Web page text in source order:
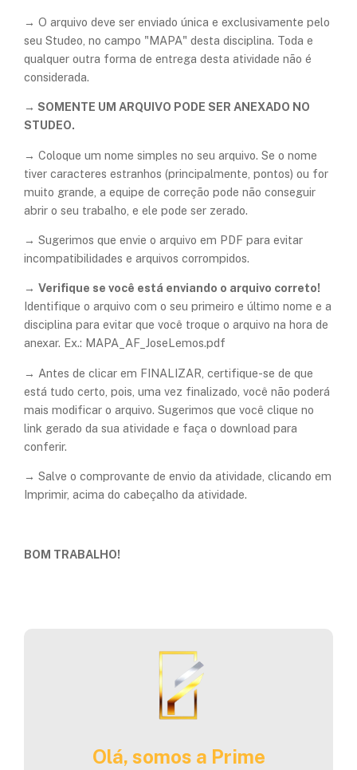
→ O arquivo deve ser enviado única e exclusivamente pelo
seu Studeo, no campo "MAPA" desta disciplina. Toda e
qualquer outra forma de entrega desta atividade não é
considerada.
→ SOMENTE UM ARQUIVO PODE SER ANEXADO NO
STUDEO.
→ Coloque um nome simples no seu arquivo. Se o nome
tiver caracteres estranhos (principalmente, pontos) ou for
muito grande, a equipe de correção pode não conseguir
abrir o seu trabalho, e ele pode ser zerado.
→ Sugerimos que envie o arquivo em PDF para evitar
incompatibilidades e arquivos corrompidos.
→ Verifique se você está enviando o arquivo correto!
Identifique o arquivo com o seu primeiro e último nome e a
disciplina para evitar que você troque o arquivo na hora de
anexar. Ex.: MAPA_AF_JoseLemos.pdf
→ Antes de clicar em FINALIZAR, certifique-se de que
está tudo certo, pois, uma vez finalizado, você não poderá
mais modificar o arquivo. Sugerimos que você clique no
link gerado da sua atividade e faça o download para
conferir.
→ Salve o comprovante de envio da atividade, clicando em
Imprimir, acima do cabeçalho da atividade.
BOM TRABALHO!
Olá, somos a Prime